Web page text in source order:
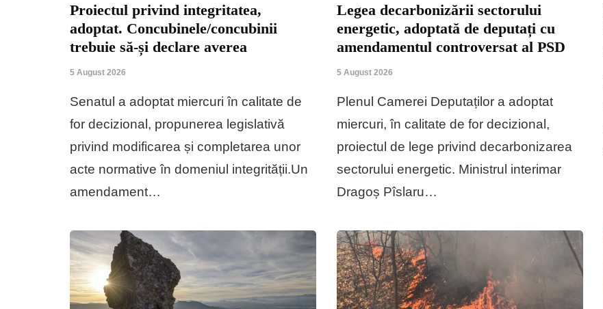
Proiectul privind integritatea,
adoptat. Concubinele/concubinii
trebuie să-și declare averea
5 August 2026
Senatul a adoptat miercuri în calitate de
for decizional, propunerea legislativă
privind modificarea și completarea unor
acte normative în domeniul integrității.Un
amendament…
Legea decarbonizării sectorului
energetic, adoptată de deputați cu
amendamentul controversat al PSD
5 August 2026
Plenul Camerei Deputaților a adoptat
miercuri, în calitate de for decizional,
proiectul de lege privind decarbonizarea
sectorului energetic. Ministrul interimar
Dragoș Pîslaru…